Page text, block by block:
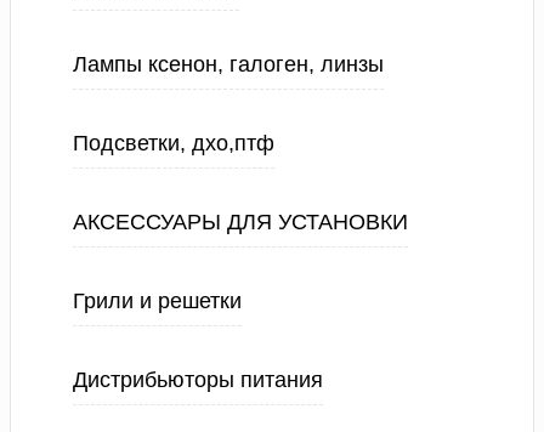
Лампы ксенон, галоген, линзы
Подсветки, дхо,птф
АКСЕССУАРЫ ДЛЯ УСТАНОВКИ
Грили и решетки
Дистрибьюторы питания